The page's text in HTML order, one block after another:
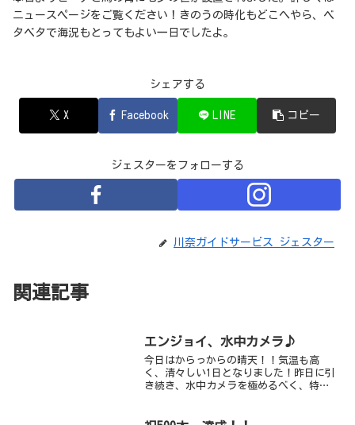
ニュースページをご覧ください！きのうの時化もどこへやら、ベ
タベタで海況もとってもよい一日でしたよ。
シェアする
X Facebook LINE コピー
ジェスターをフォローする
川奈ガイドサービス ジェスター
関連記事
エンジョイ、水中カメラ♪
今日はからっからの晴天！！気温も高
く、清々しい1日となりました！昨日に引
き続き、水中カメラを極めるべく、特訓